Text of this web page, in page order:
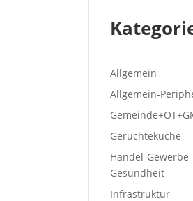
Allgemein
Allgemein-
Gerüchteküche
Handel-Gewerbe-
Gesundheit
Infrastruktur